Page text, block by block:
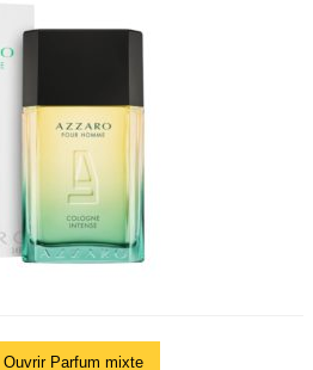
Ouvrir Parfum mixte